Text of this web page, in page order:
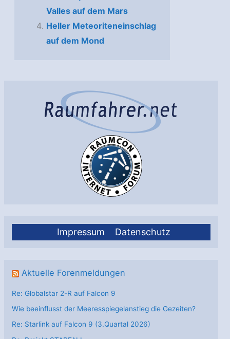
Impressum Datenschutz
Aktuelle Forenmeldungen
Re: Globalstar 2-R auf Falcon 9
Wie beeinflusst der Meeresspiegelanstieg die Gezeiten?
Re: Starlink auf Falcon 9 (3.Quartal 2026)
Valles auf dem Mars
Heller Meteoriteneinschlag
auf dem Mond